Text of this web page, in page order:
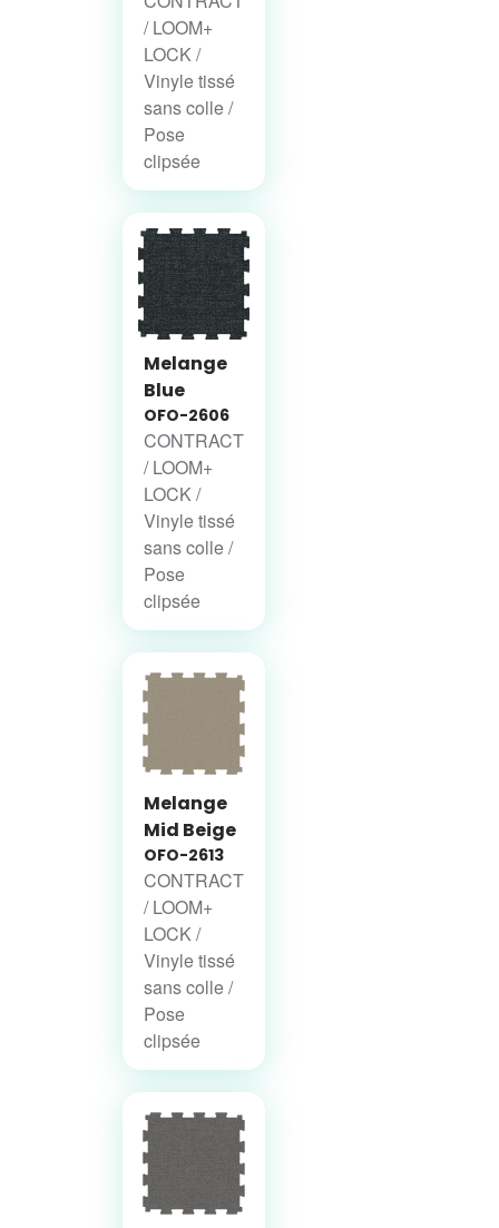
/ LOOM+
LOCK /
Vinyle tissé
sans colle /
Pose
clipsée
Melange
Blue
OFO-2606
CONTRACT
/ LOOM+
LOCK /
Vinyle tissé
sans colle /
Pose
clipsée
Melange
Mid Beige
OFO-2613
CONTRACT
/ LOOM+
LOCK /
Vinyle tissé
sans colle /
Pose
clipsée